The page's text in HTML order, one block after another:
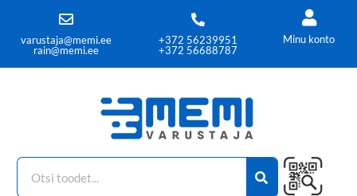
varustaja@memi.ee
rain@memi.ee
+372 56239951
+372 56688787
Minu konto